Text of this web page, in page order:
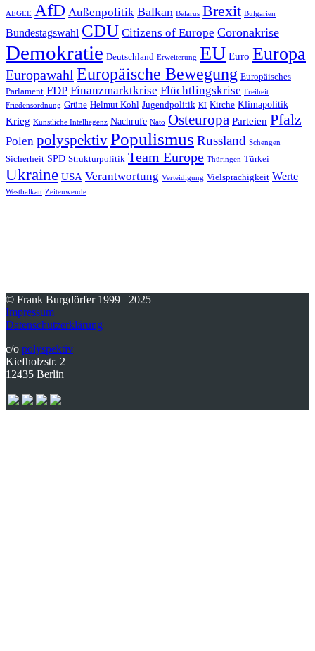
AEGEE AfD Außenpolitik Balkan Belarus Brexit Bulgarien
Bundestagswahl CDU Citizens of Europe Coronakrise
Demokratie Deutschland Erweiterung EU Euro Europa
Europawahl Europäische Bewegung Europäisches
Parlament FDP Finanzmarktkrise Flüchtlingskrise Freiheit
Friedensordnung Grüne Helmut Kohl Jugendpolitik KI Kirche Klimapolitik
Krieg Künstliche Intelliegenz Nachrufe Nato Osteuropa Parteien Pfalz
Polen polyspektivPopulismus Russland Schengen
Sicherheit SPD Strukturpolitik Team Europe Thüringen Türkei
Ukraine USA Verantwortung Verteidigung Vielsprachigkeit Werte
Westbalkan Zeitenwende
© Frank Burgdörfer 1999 –2025
Impressum
Datenschutzerklärung
c/o polyspektiv
Kiefholzstr. 2
12435 Berlin